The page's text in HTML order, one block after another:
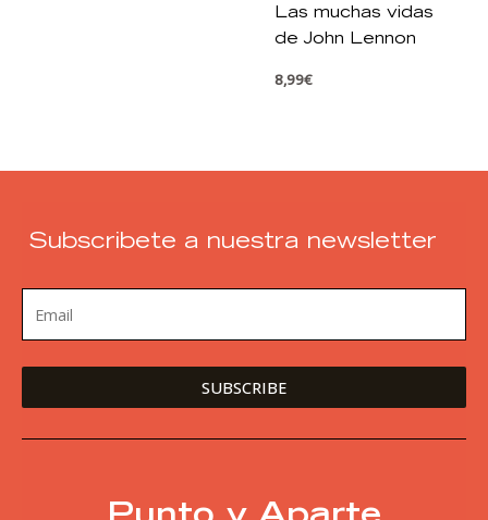
Las muchas vidas
de John Lennon
8,99€
Subscribete a nuestra newsletter